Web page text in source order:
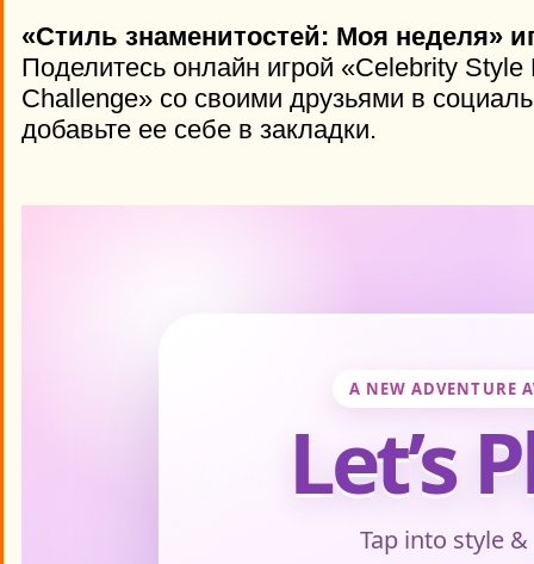
«Стиль знаменитостей: Моя неделя»
Поделитесь онлайн игрой «Celebrity
Challenge» со своими друзьями в
добавьте ее себе в закладки.